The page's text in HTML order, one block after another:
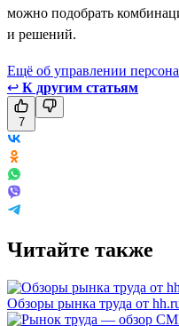
можно подобрать
и решений.
Ещё об управлении
↩ К другим статьям
7
Читайте также
Обзоры рынка труда от